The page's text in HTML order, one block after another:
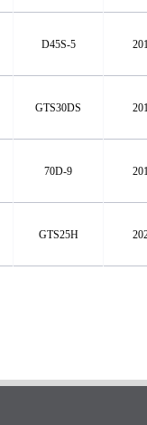
D45S-5
GTS30DS
70D-9
GTS25H